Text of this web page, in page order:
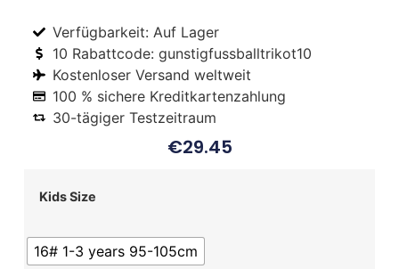
Verfügbarkeit: Auf Lager
10 Rabattcode: gunstigfussballtrikot10
Kostenloser Versand weltweit
100 % sichere Kreditkartenzahlung
30-tägiger Testzeitraum
€29.45
Kids Size
16# 1-3 years 95-105cm